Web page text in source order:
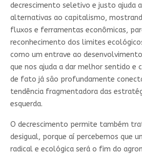
decrescimento seletivo e justo ajuda
alternativas ao capitalismo,
fluxos e ferramentas econômicas,
reconhecimento dos limites
como um entrave ao
que nos ajuda a dar melhor sentido e
de fato já são profundamente
tendência fragmentadora das
esquerda.
O decrescimento permite também
desigual, porque aí percebemos que
radical e ecológica será o fim do